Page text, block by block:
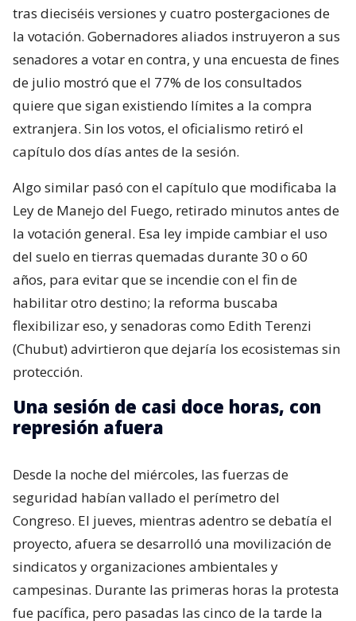
tras dieciséis versiones y cuatro postergaciones de
la votación. Gobernadores aliados instruyeron a sus
senadores a votar en contra, y una encuesta de fines
de julio mostró que el 77% de los consultados
quiere que sigan existiendo límites a la compra
extranjera. Sin los votos, el oficialismo retiró el
capítulo dos días antes de la sesión.
Algo similar pasó con el capítulo que modificaba la
Ley de Manejo del Fuego, retirado minutos antes de
la votación general. Esa ley impide cambiar el uso
del suelo en tierras quemadas durante 30 o 60
años, para evitar que se incendie con el fin de
habilitar otro destino; la reforma buscaba
flexibilizar eso, y senadoras como Edith Terenzi
(Chubut) advirtieron que dejaría los ecosistemas sin
protección.
Una sesión de casi doce horas, con
represión afuera
Desde la noche del miércoles, las fuerzas de
seguridad habían vallado el perímetro del
Congreso. El jueves, mientras adentro se debatía el
proyecto, afuera se desarrolló una movilización de
sindicatos y organizaciones ambientales y
campesinas. Durante las primeras horas la protesta
fue pacífica, pero pasadas las cinco de la tarde la